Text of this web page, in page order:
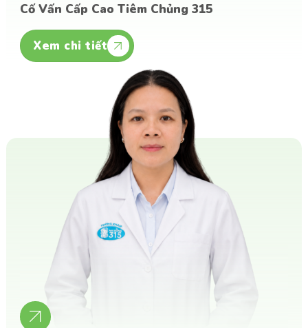
Cố Vấn Cấp Cao Tiêm Chủng 315
Xem chi tiết